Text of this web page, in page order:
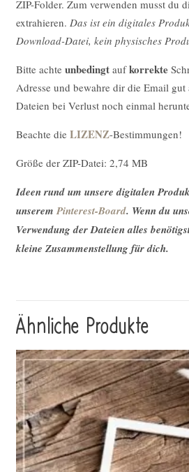
ZIP-Folder. Zum verwenden musst du
extrahieren. Das ist ein digitales
Download-Datei, kein physisches
Bitte achte unbedingtaufkorrekte
Adresse und bewahre dir die Email
Dateien bei Verlust noch einmal
Beachte die LIZENZ-Bestimmungen!
Größe der ZIP-Datei: 2,74 MB
Ideen rund um unsere digitalen
unserem Pinterest-Board. Wenn du
Verwendung der Dateien alles
kleine Zusammenstellung für dich.
Ähnliche Produkte